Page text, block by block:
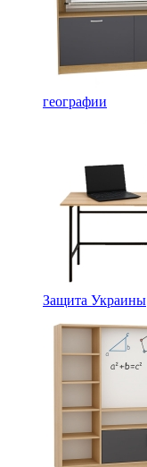
географии
Защита Украины